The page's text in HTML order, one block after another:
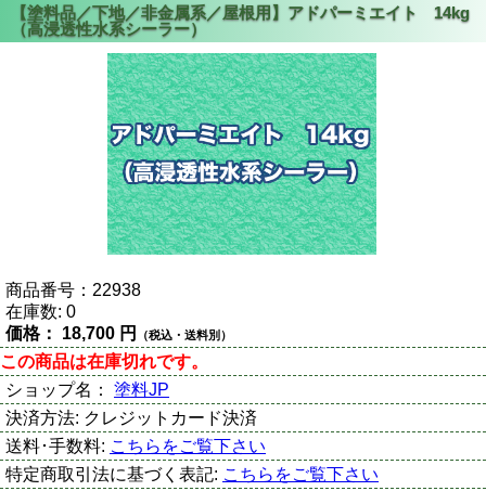
商品番号： 22938
在庫数: 0
価格： 18,700 円 （税込・送料別）
この商品は在庫切れです。
ショップ名： 塗料JP
決済方法: クレジットカード決済
送料･手数料: こちらをご覧下さい
特定商取引法に基づく表記: こちらをご覧下さい